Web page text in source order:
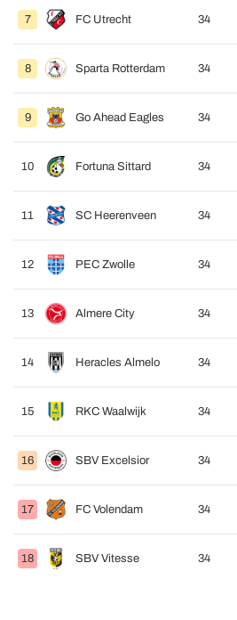
7 FC Utrecht 34
8 Sparta Rotterdam 34
9 Go Ahead Eagles 34
10 Fortuna Sittard 34
11 SC Heerenveen 34
12 PEC Zwolle 34
13 Almere City 34
14 Heracles Almelo 34
15 RKC Waalwijk 34
16 SBV Excelsior 34
17 FC Volendam 34
18 SBV Vitesse 34